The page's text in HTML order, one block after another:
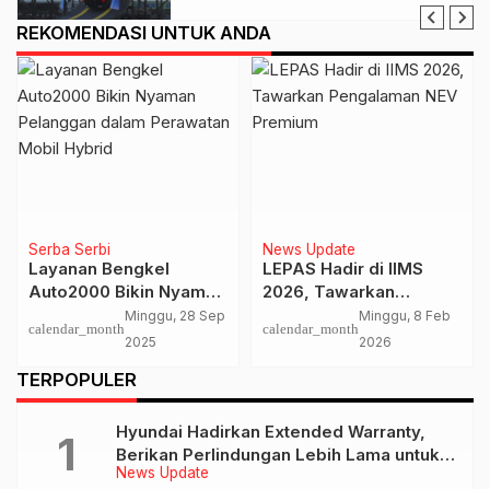
REKOMENDASI UNTUK ANDA
Serba Serbi
Layanan Bengkel
Auto2000 Bikin Nyaman
Pelanggan dalam
Perawatan Mobil Hybrid
calendar_month
Minggu, 28 Sep
2025
News Update
LEPAS Hadir di IIMS
2026, Tawarkan
Pengalaman NEV
Premium
calendar_month
Minggu, 8 Feb
2026
TERPOPULER
News Update
Hyundai Hadirkan Extended Warranty,
Berikan Perlindungan Lebih Lama untuk
Tiga Produk ini